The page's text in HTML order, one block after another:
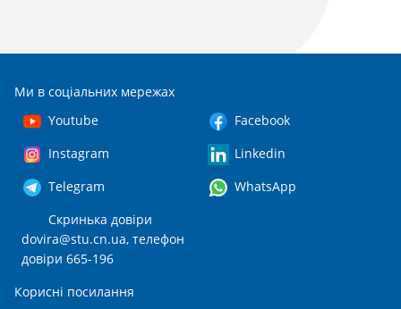
Ми в соціальних мережах
Youtube
Facebook
Instagram
Linkedin
Telegram
WhatsApp
Скринька довіри
dovira@stu.cn.ua, телефон
довіри 665-196
Корисні посилання